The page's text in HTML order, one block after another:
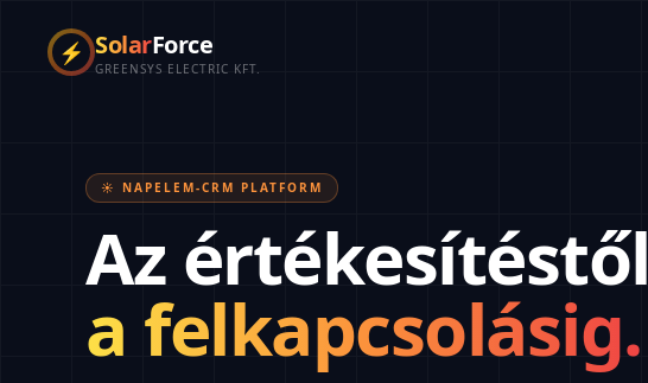
⚡ SolarForce
GREENSYS ELECTRIC KFT.
☀️ NAPELEM-CRM PLATFORM
Az értékesítéstől
a felkapcsolásig.